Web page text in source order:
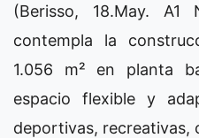
(Berisso, 18.May. A1
contempla la
1.056 m² en planta
espacio flexible y
deportivas, recreativas,